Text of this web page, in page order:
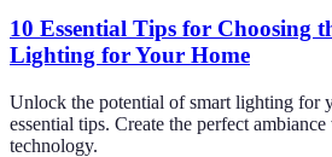
10 Essential Tips for Choosing
Lighting for Your Home
Unlock the potential of smart lighting for
essential tips. Create the perfect
technology.